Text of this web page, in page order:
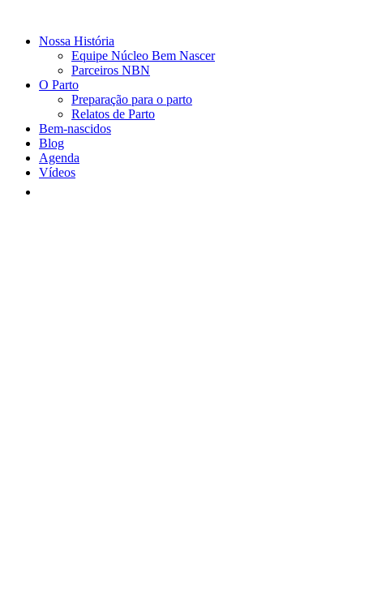
Nossa História
Equipe Núcleo Bem Nascer
Parceiros NBN
O Parto
Preparação para o parto
Relatos de Parto
Bem-nascidos
Blog
Agenda
Vídeos